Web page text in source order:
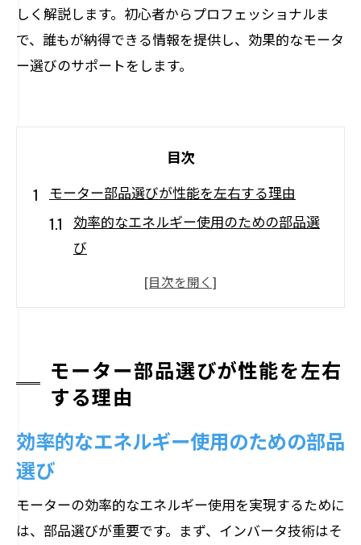
しく解説します。初心者からプロフェッショナルま
で、誰もが納得できる情報を提供し、効果的なモータ
ー選びのサポートをします。
目次
モーター部品選びが性能を左右する理由
効率的なエネルギー使用のための部品選
び
部品の互換性がもたらす長期的信頼性
低コストで高性能を実現する部品選定
要性
部品の品質が性能に与える影響
技術革新がもたらすモーター部品の変化
次世代素材が実現する軽量化と耐久性
スマート機能を搭載したモーター部品
モーター部品選びが性能を左右
する理由
効率的なエネルギー使用のための部品
選び
モーターの効率的なエネルギー使用を実現するために
は、部品選びが重要です。まず、インバータ技術はそ